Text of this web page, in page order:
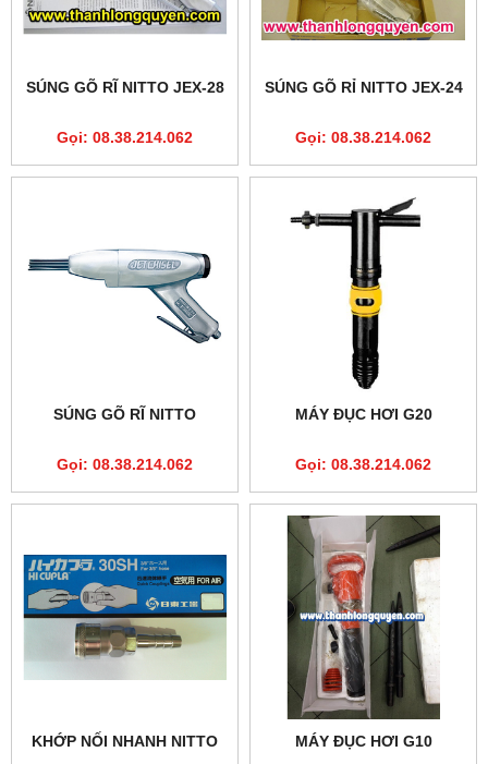
SÚNG GÕ RĨ NITTO JEX-28
Gọi: 08.38.214.062
SÚNG GÕ RỈ NITTO JEX-24
Gọi: 08.38.214.062
SÚNG GÕ RĨ NITTO
Gọi: 08.38.214.062
MÁY ĐỤC HƠI G20
Gọi: 08.38.214.062
KHỚP NỐI NHANH NITTO MÁY ĐỤC HƠI G10